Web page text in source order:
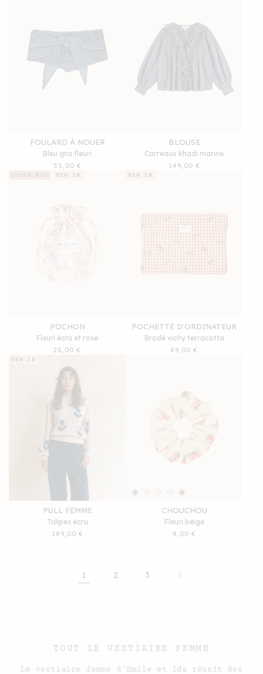
FOULARD À NOUER
Bleu gris fleuri
Prix
habituel
55,00 €
BLOUSE
Carreaux khadi marine
Prix
149,00 €
POCHON
Fleuri écru et rose
Prix
25,00 €
COTON BIO NEW IN
POCHETTE D'ORDINATEUR
Brodé vichy terracotta
Prix
49,00 €
NEW IN
PULL FEMME
Tulipes écru
Prix
189,00 €
NEW IN
CHOUCHOU
Fleuri beige
Prix
8,00 €
1 2 3
TOUT LE VESTIAIRE FEMME
Le vestiaire femme d'Emile et Ida réunit des